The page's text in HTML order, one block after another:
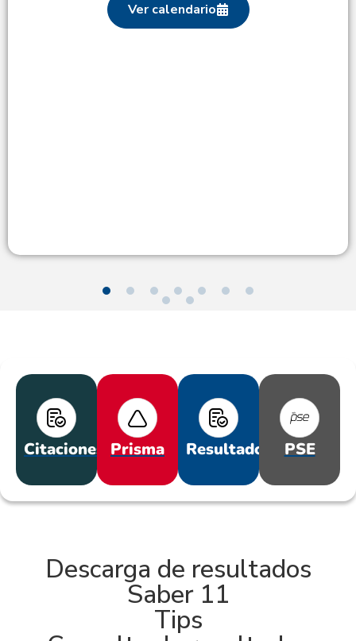
Ver calendario
Citaciones Prisma Resultados PSE
Descarga de resultados
Saber 11
Tips